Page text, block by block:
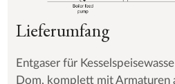
Lieferumfang
Entgaser für
Dom, komplett mit Armaturen